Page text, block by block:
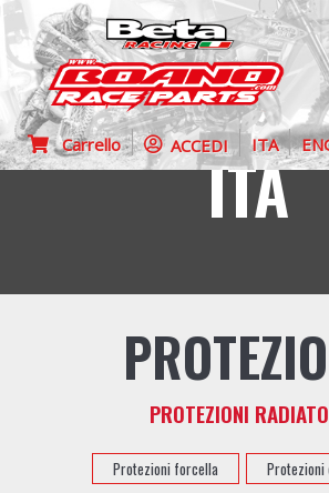
Carrello ACCEDI ITA
ITA
PROTEZIONI
Protezioni forcella
Protezioni